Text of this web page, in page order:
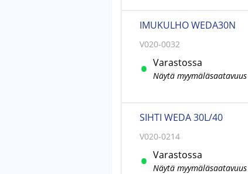
IMUKULHO WEDA30N
V020-0032
Varastossa
Näytä myymäläsaatavuus
SIHTI WEDA 30L/40
V020-0214
Varastossa
Näytä myymäläsaatavuus